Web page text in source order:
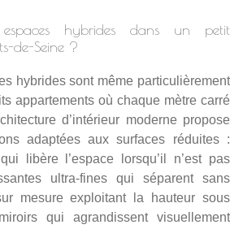
hybrides dans un petit
de-Seine ?
hybrides sont même particulièrement
appartements où chaque mètre carré
d’intérieur moderne propose
adaptées aux surfaces réduites :
libère l’espace lorsqu’il n’est pas
ultra-fines qui séparent sans
mesure exploitant la hauteur sous
qui agrandissent visuellement